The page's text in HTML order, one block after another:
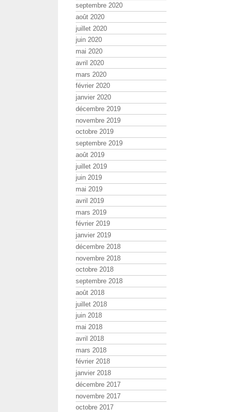
septembre 2020
août 2020
juillet 2020
juin 2020
mai 2020
avril 2020
mars 2020
février 2020
janvier 2020
décembre 2019
novembre 2019
octobre 2019
septembre 2019
août 2019
juillet 2019
juin 2019
mai 2019
avril 2019
mars 2019
février 2019
janvier 2019
décembre 2018
novembre 2018
octobre 2018
septembre 2018
août 2018
juillet 2018
juin 2018
mai 2018
avril 2018
mars 2018
février 2018
janvier 2018
décembre 2017
novembre 2017
octobre 2017